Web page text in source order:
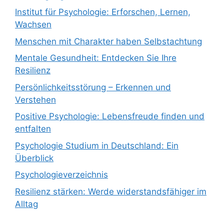
Institut für Psychologie: Erforschen, Lernen,
Wachsen
Menschen mit Charakter haben Selbstachtung
Mentale Gesundheit: Entdecken Sie Ihre
Resilienz
Persönlichkeitsstörung – Erkennen und
Verstehen
Positive Psychologie: Lebensfreude finden und
entfalten
Psychologie Studium in Deutschland: Ein
Überblick
Psychologieverzeichnis
Resilienz stärken: Werde widerstandsfähiger im
Alltag